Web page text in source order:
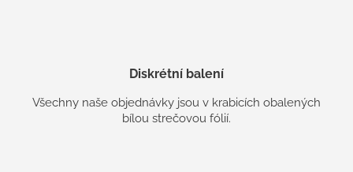
Diskrétní balení
Všechny naše objednávky jsou v krabicích obalených
bílou strečovou fólií.